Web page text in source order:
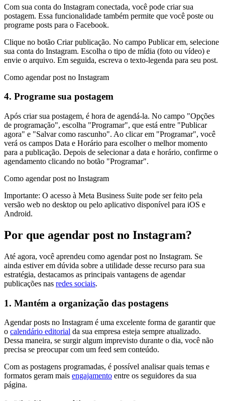
Com sua conta do Instagram conectada, você pode criar sua
postagem. Essa funcionalidade também permite que você poste ou
programe posts para o Facebook.
Clique no botão Criar publicação. No campo Publicar em, selecione
sua conta do Instagram. Escolha o tipo de mídia (foto ou vídeo) e
envie o arquivo. Em seguida, escreva o texto-legenda para seu post.
Como agendar post no Instagram
4. Programe sua postagem
Após criar sua postagem, é hora de agendá-la. No campo "Opções
de programação", escolha "Programar", que está entre "Publicar
agora" e "Salvar como rascunho". Ao clicar em "Programar", você
verá os campos Data e Horário para escolher o melhor momento
para a publicação. Depois de selecionar a data e horário, confirme o
agendamento clicando no botão "Programar".
Como agendar post no Instagram
Importante: O acesso à Meta Business Suite pode ser feito pela
versão web no desktop ou pelo aplicativo disponível para iOS e
Android.
Por que agendar post no Instagram?
Até agora, você aprendeu como agendar post no Instagram. Se
ainda estiver em dúvida sobre a utilidade desse recurso para sua
estratégia, destacamos as principais vantagens de agendar
publicações nas redes sociais.
1. Mantém a organização das postagens
Agendar posts no Instagram é uma excelente forma de garantir que
o calendário editorial da sua empresa esteja sempre atualizado.
Dessa maneira, se surgir algum imprevisto durante o dia, você não
precisa se preocupar com um feed sem conteúdo.
Com as postagens programadas, é possível analisar quais temas e
formatos geram mais engajamento entre os seguidores da sua
página.